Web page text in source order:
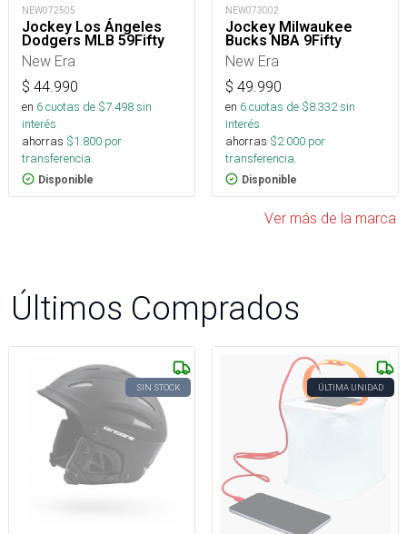
NEW072505
Jockey Los Ángeles
Dodgers MLB 59Fifty
New Era
$ 44.990
en 6cuotas de $7.498sin
interés
ahorras $1.800 por
transferencia.
Disponible
NEW073002
Jockey Milwaukee
Bucks NBA 9Fifty
New Era
$ 49.990
en 6cuotas de $8.332sin
interés
ahorras $2.000 por
transferencia.
Disponible
Ver más de la marca
Últimos Comprados
SIN STOCK ÚLTIMA UNIDAD